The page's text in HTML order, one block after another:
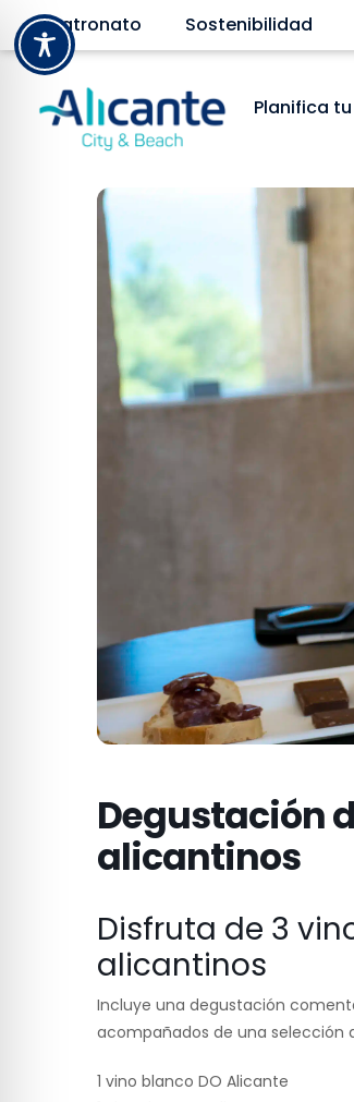
Patronato Sostenibilidad
Planifica
Degustación
alicantinos
Disfruta de 3
alicantinos
Incluye una degustación
acompañados de una selección
1 vino blanco DO Alicante